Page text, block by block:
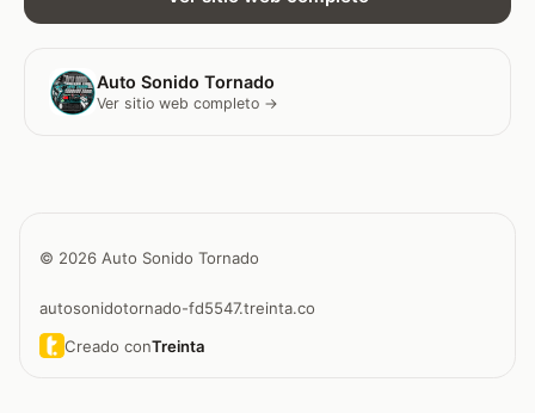
Auto Sonido Tornado
Ver sitio web completo →
© 2026 Auto Sonido Tornado
autosonidotornado-fd5547.treinta.co
Creado conTreinta